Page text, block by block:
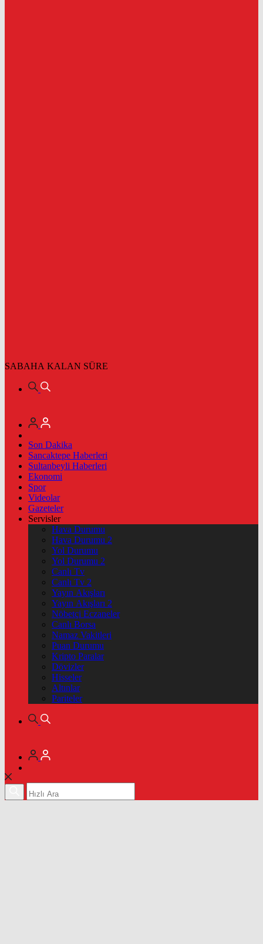
SABAHA KALAN SÜRE
Son Dakika
Sancaktepe Haberleri
Sultanbeyli Haberleri
Ekonomi
Spor
Videolar
Gazeteler
Servisler
Hava Durumu
Hava Durumu 2
Yol Durumu
Yol Durumu 2
Canlı Tv
Canlı Tv 2
Yayın Akışları
Yayın Akışları 2
Nöbetçi Eczaneler
Canlı Borsa
Namaz Vakitleri
Puan Durumu
Kripto Paralar
Dövizler
Hisseler
Altınlar
Pariteler